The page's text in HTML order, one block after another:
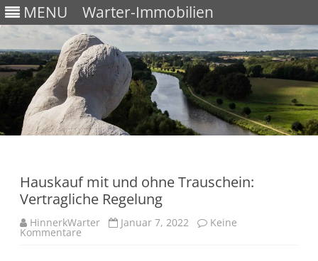
MENU Warter-Immobilien
Hauskauf mit und ohne Trauschein:
Vertragliche Regelung
HinnerkWarter Januar 7, 2022 Keine
Kommentare